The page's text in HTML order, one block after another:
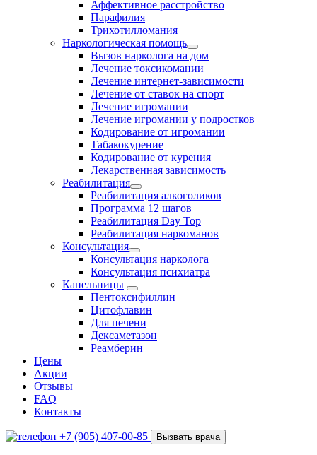
Аффективное расстройство
Парафилия
Трихотилломания
Наркологическая помощь
Вызов нарколога на дом
Лечение токсикомании
Лечение интернет-зависимости
Лечение от ставок на спорт
Лечение игромании
Лечение игромании у подростков
Кодирование от игромании
Табакокурение
Кодирование от курения
Лекарственная зависимость
Реабилитация
Реабилитация алкоголиков
Программа 12 шагов
Реабилитация Day Top
Реабилитация наркоманов
Консультация
Консультация нарколога
Консультация психиатра
Капельницы
Пентоксифиллин
Цитофлавин
Для печени
Дексаметазон
Реамберин
Цены
Акции
Отзывы
FAQ
Контакты
+7 (905) 407-00-85 Вызвать врача